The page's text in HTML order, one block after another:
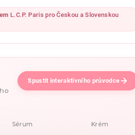
L.C.P. Paris pro Českou a Slovenskou
Spustit interaktivního průvodce
Sérum Krém